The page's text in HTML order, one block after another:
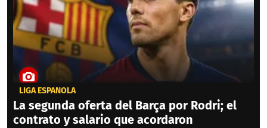
LIGA ESPAÑOLA
La segunda oferta del Barça por Rodri; el
contrato y salario que acordaron